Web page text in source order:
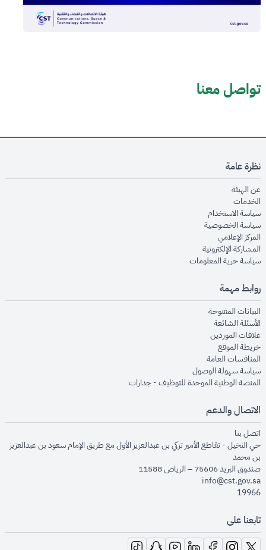
تواصل معنا
نظرة عامة
عن الهيئةopens in new window
الخدماتopens in new window
سياسة الاستخدام
سياسة الخصوصيةopens in new window
المركز الإعلاميopens in new window
المشاركة الإلكترونيةopens in new window
سياسة حرية المعلوماتopens in new window
روابط مهمة
البيانات المفتوحةopens in new window
الأسئلة الشائعةopens in new window
علاقات الموردينopens in new window
خريطة الموقعopens in new window
المنافسات العامةopens in new window
سياسة سهولة الوصولopens in new window
المنصة الوطنية الموحدة للتوظيف - جداراتopens in new window
الاتصال والدعم
اتصل بنا
حي النخيل - تقاطع الأمير تركي بن عبدالعزيز الأول مع طريق الإمام سعود بن عبدالعزيز
بن محمد
صندوق البريد 75606 – الرياض 11588
info@cst.gov.sa
19966
تابعنا على